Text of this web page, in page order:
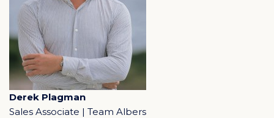
Derek Plagman
Sales Associate | Team Albers